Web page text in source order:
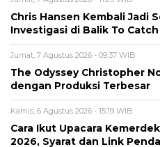
Nama*
Email*